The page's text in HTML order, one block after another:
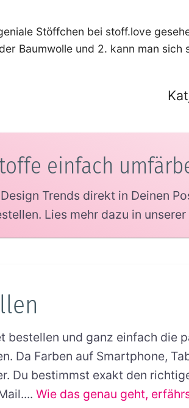
Stöffchen bei stoff.love
Baumwolle und 2. kann man
einfach
Trends direkt in Deinen
Lies mehr dazu in unserer
bestellen und ganz einfach die
Da Farben auf Smartphone,
Du bestimmst exakt den
Wie das genau geht,